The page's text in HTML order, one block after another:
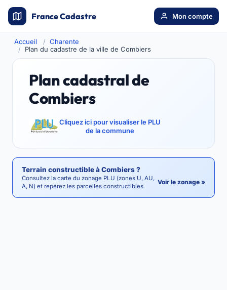
France Cadastre Mon compte
Accueil
Charente
Plan du cadastre de la ville de Combiers
Plan cadastral de
Combiers
Cliquez ici pour visualiser le PLU
de la commune
Terrain constructible à Combiers ?
Consultez la carte du zonage PLU (zones U, AU,
A, N) et repérez les parcelles constructibles.
Voir le zonage »